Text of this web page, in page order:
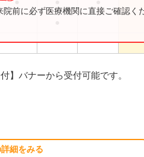
前に必ず医療機関に直接ご確認く
】バナーから受付可能です。
細をみる